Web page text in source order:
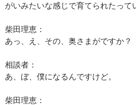
がいみたいな感じで育てられたって
柴田理恵：
あっ、え、その、奥さまがですか？
相談者：
あ、ぼ、僕になるんですけど。
柴田理恵：